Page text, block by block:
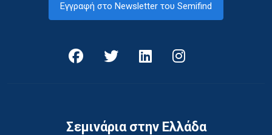
Εγγραφή στο Newsletter του Semifind
Σεμινάρια στην Ελλάδα